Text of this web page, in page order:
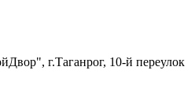
г.Таганрог, 10-й переулок